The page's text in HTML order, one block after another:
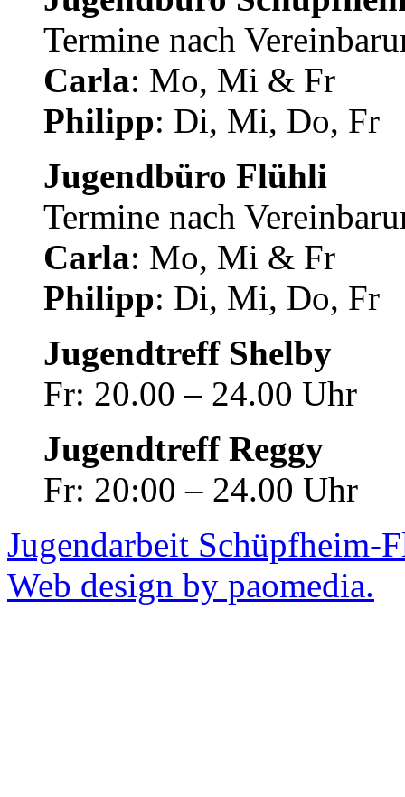
Termine nach
Carla: Mo, Mi & Fr
Philipp: Di, Mi, Do, Fr
Jugendbüro Flühli
Termine nach
Carla: Mo, Mi & Fr
Philipp: Di, Mi, Do, Fr
Jugendtreff Shelby
Fr: 20.00 – 24.00 Uhr
Jugendtreff Reggy
Fr: 20:00 – 24.00 Uhr
Jugendarbeit Schüpfheim-
Web design by paomedia.